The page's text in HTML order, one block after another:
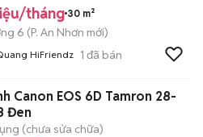
tháng 30 m²
6 (P. An Nhơn mới)
HiFriendz 1 đã bán
Canon EOS 6D Tamron 28-
Đen
(chưa sửa chữa)